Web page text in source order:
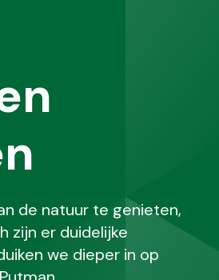
de natuur te genieten,
zijn er duidelijke
we dieper in op